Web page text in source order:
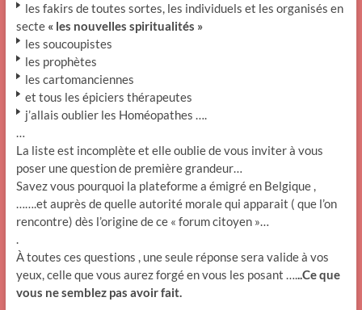
les fakirs de toutes sortes, les individuels et les organisés en
secte « les nouvelles spiritualités »
les soucoupistes
les prophètes
les cartomanciennes
et tous les épiciers thérapeutes
j’allais oublier les Homéopathes ….
…
La liste est incomplète et elle oublie de vous inviter à vous
poser une question de première grandeur…
Savez vous pourquoi la plateforme a émigré en Belgique ,
…….et auprès de quelle autorité morale qui apparait ( que l’on
rencontre) dès l’origine de ce « forum citoyen »…
.
À toutes ces questions , une seule réponse sera valide à vos
yeux, celle que vous aurez forgé en vous les posant …...Ce que
vous ne semblez pas avoir fait.